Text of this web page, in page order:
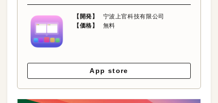
【開発】
宁波上官科技有限公司
【価格】
無料
App store